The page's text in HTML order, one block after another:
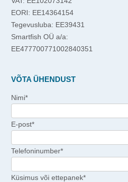
EORI: EE14364154
Tegevusluba: EE39431
Smartfish OÜ a/a:
EE477700771002840351
VÕTA ÜHENDUST
Nimi*
E-post*
Telefoninumber*
Küsimus või ettepanek*